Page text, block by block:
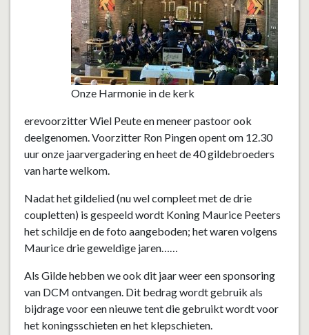
Onze Harmonie in de kerk
erevoorzitter Wiel Peute en meneer pastoor ook
deelgenomen. Voorzitter Ron Pingen opent om 12.30
uur onze jaarvergadering en heet de 40 gildebroeders
van harte welkom.
Nadat het gildelied (nu wel compleet met de drie
coupletten) is gespeeld wordt Koning Maurice Peeters
het schildje en de foto aangeboden; het waren volgens
Maurice drie geweldige jaren……
Als Gilde hebben we ook dit jaar weer een sponsoring
van DCM ontvangen. Dit bedrag wordt gebruik als
bijdrage voor een nieuwe tent die gebruikt wordt voor
het koningsschieten en het klepschieten.